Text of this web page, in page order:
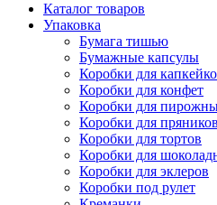
Каталог товаров
Упаковка
Бумага тишью
Бумажные капсулы
Коробки для
Коробки для конфет
Коробки для
Коробки для пряников
Коробки для тортов
Коробки для
Коробки для эклеров
Коробки под рулет